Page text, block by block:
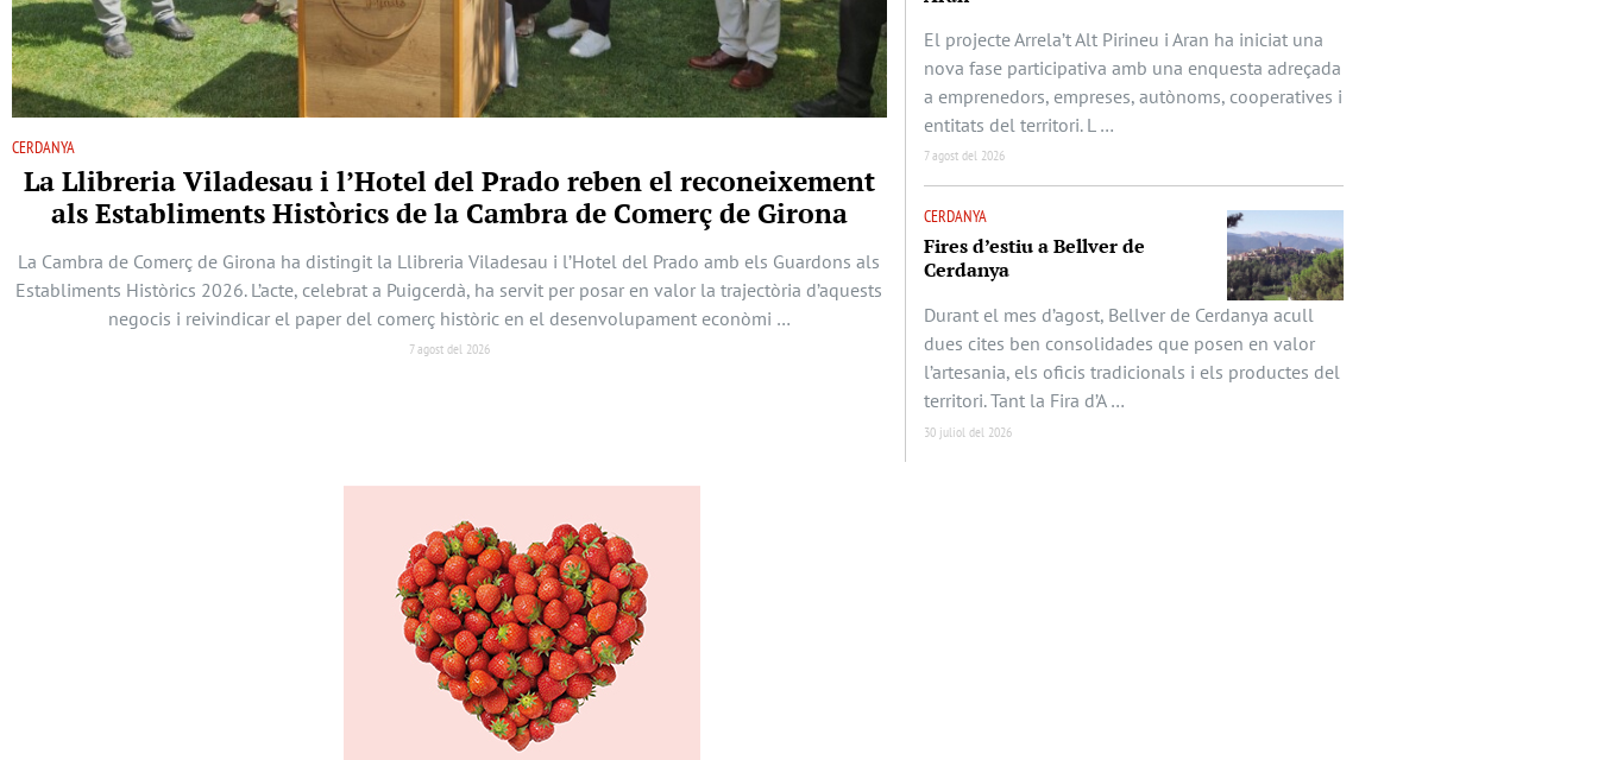
CERDANYA
La Llibreria Viladesau i l’Hotel del Prado reben el reconeixement
als Establiments Històrics de la Cambra de Comerç de Girona
La Cambra de Comerç de Girona ha distingit la Llibreria Viladesau i l’Hotel del Prado amb els Guardons als
Establiments Històrics 2026. L’acte, celebrat a Puigcerdà, ha servit per posar en valor la trajectòria d’aquests
negocis i reivindicar el paper del comerç històric en el desenvolupament econòmi …
7 agost del 2026
El projecte Arrela’t Alt Pirineu i Aran ha iniciat una
nova fase participativa amb una enquesta adreçada
a emprenedors, empreses, autònoms, cooperatives i
entitats del territori. L …
7 agost del 2026
CERDANYA
Fires d’estiu a Bellver de
Cerdanya
Durant el mes d’agost, Bellver de Cerdanya acull
dues cites ben consolidades que posen en valor
l’artesania, els oficis tradicionals i els productes del
territori. Tant la Fira d’A …
30 juliol del 2026